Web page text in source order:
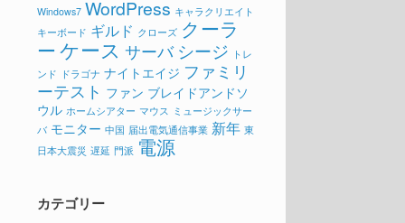
Windows7 WordPress キャラクリエイト
キーボード ギルド クローズ クーラ
ーケース サーバ シージ トレ
ンド ドラゴナ ナイトエイジ ファミリ
ーテスト ファン ブレイドアンドソ
ウル ホームシアター マウス ミュージックサー
バ モニター 中国 届出電気通信事業 新年 東
日本大震災 遅延 門派 電源
カテゴリー